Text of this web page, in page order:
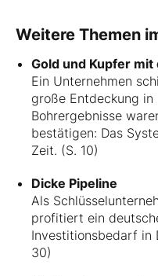
Weitere Themen
Gold und Kupfer mit
Ein Unternehmen
große Entdeckung
Bohrergebnisse
bestätigen: Das
Zeit. (S. 10)
Dicke Pipeline
Als
profitiert ein
Investitionsbedarf in
30)